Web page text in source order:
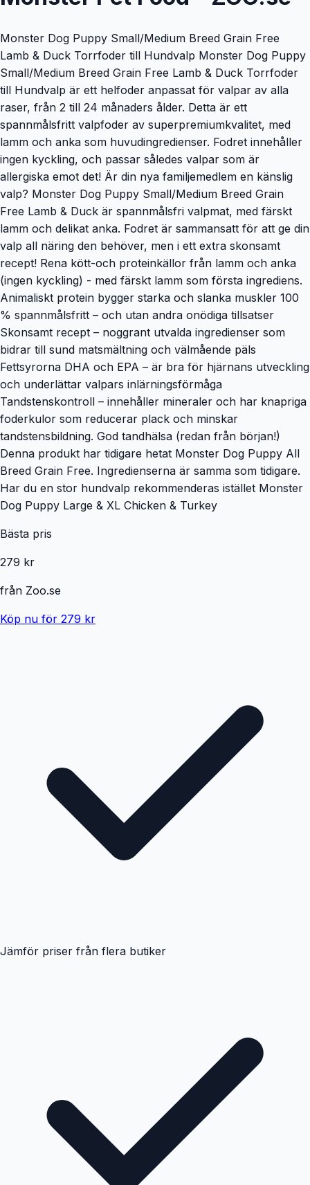
Monster Dog Puppy Small/Medium Breed Grain Free
Lamb & Duck Torrfoder till Hundvalp Monster Dog Puppy
Small/Medium Breed Grain Free Lamb & Duck Torrfoder
till Hundvalp är ett helfoder anpassat för valpar av alla
raser, från 2 till 24 månaders ålder. Detta är ett
spannmålsfritt valpfoder av superpremiumkvalitet, med
lamm och anka som huvudingredienser. Fodret innehåller
ingen kyckling, och passar således valpar som är
allergiska emot det! Är din nya familjemedlem en känslig
valp? Monster Dog Puppy Small/Medium Breed Grain
Free Lamb & Duck är spannmålsfri valpmat, med färskt
lamm och delikat anka. Fodret är sammansatt för att ge din
valp all näring den behöver, men i ett extra skonsamt
recept! Rena kött-och proteinkällor från lamm och anka
(ingen kyckling) - med färskt lamm som första ingrediens.
Animaliskt protein bygger starka och slanka muskler 100
% spannmålsfritt – och utan andra onödiga tillsatser
Skonsamt recept – noggrant utvalda ingredienser som
bidrar till sund matsmältning och välmående päls
Fettsyrorna DHA och EPA – är bra för hjärnans utveckling
och underlättar valpars inlärningsförmåga
Tandstenskontroll – innehåller mineraler och har knapriga
foderkulor som reducerar plack och minskar
tandstensbildning. God tandhälsa (redan från början!)
Denna produkt har tidigare hetat Monster Dog Puppy All
Breed Grain Free. Ingredienserna är samma som tidigare.
Har du en stor hundvalp rekommenderas istället Monster
Dog Puppy Large & XL Chicken & Turkey
Bästa pris
279 kr
från Zoo.se
Köp nu för 279 kr
Jämför priser från flera butiker